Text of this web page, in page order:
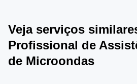
Veja serviços
Profissional de
de Microondas